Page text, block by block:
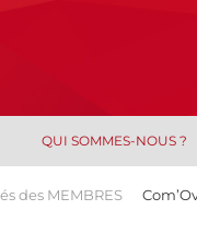
QUI SOMMES-NOUS ?
des MEMBRES